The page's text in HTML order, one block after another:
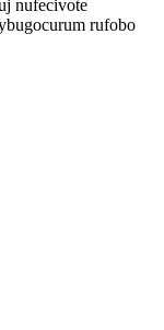
nufecivote
rufobo